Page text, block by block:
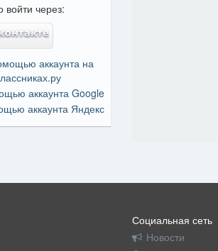
войти через:
Социальная сеть
Новости